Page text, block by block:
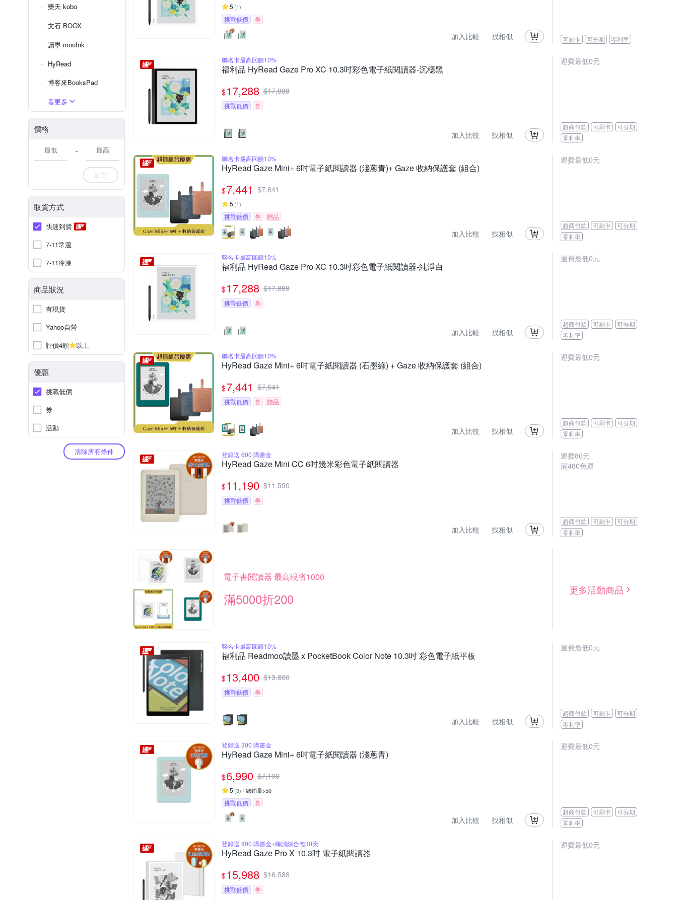
樂天 kobo
文石 BOOX
讀墨 mooInk
HyRead
博客來BooksPad
看更多
價格
-
確定
取貨方式
快速到貨
7-11常溫
7-11冷凍
商品狀況
有現貨
Yahoo自營
評價4顆
以上
優惠
挑戰低價
券
活動
清除所有條件
5 (1)
挑戰低價 券
加入比較 找相似 可刷卡 可分期 零利率
聯名卡最高回饋10%
福利品 HyRead Gaze Pro XC 10.3吋彩色電子紙閱讀器-沉穩黑
$17,288 $17,888
挑戰低價 券
加入比較 找相似
運費最低0元
超商付款 可刷卡
可分期
零利率
聯名卡最高回饋10%
HyRead Gaze Mini+ 6吋電子紙閱讀器 (淺蔥青)+ Gaze 收納保護套 (組合)
$7,441 $7,641
5 (1)
挑戰低價 券 贈品
加入比較 找相似
運費最低0元
超商付款 可刷卡
可分期
零利率
聯名卡最高回饋10%
福利品 HyRead Gaze Pro XC 10.3吋彩色電子紙閱讀器-純淨白
$17,288 $17,888
挑戰低價 券
加入比較 找相似
運費最低0元
超商付款 可刷卡
可分期
零利率
聯名卡最高回饋10%
HyRead Gaze Mini+ 6吋電子紙閱讀器 (石墨綠) + Gaze 收納保護套 (組合)
$7,441 $7,641
挑戰低價 券 贈品
加入比較 找相似
運費最低0元
超商付款 可刷卡
可分期
零利率
登錄送 600 購書金
HyRead Gaze Mini CC 6吋幾米彩色電子紙閱讀器
$11,190 $11,590
挑戰低價 券
加入比較 找相似
運費80元
滿480免運
超商付款 可刷卡
可分期
零利率
電子書閱讀器 最高現省1000
滿5000折200
更多活動商品
聯名卡最高回饋10%
福利品 Readmoo讀墨 x PocketBook Color Note 10.3吋 彩色電子紙平板
$13,400 $13,800
挑戰低價 券
加入比較 找相似
運費最低0元
超商付款 可刷卡
可分期
零利率
登錄送 300 購書金
HyRead Gaze Mini+ 6吋電子紙閱讀器 (淺蔥青)
$6,990 $7,190
5 (3) 總銷量>50
挑戰低價 券
加入比較 找相似
運費最低0元
超商付款 可刷卡
可分期
零利率
登錄送 800 購書金+嗨讀綜合包30天
HyRead Gaze Pro X 10.3吋 電子紙閱讀器
$15,988 $16,588
挑戰低價 券
運費最低0元